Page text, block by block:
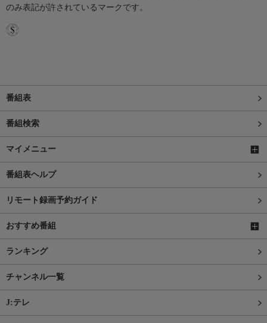
のみ表記が許されているマークです。
番組表
番組検索
マイメニュー
番組表ヘルプ
リモート録画予約ガイド
おすすめ番組
ランキング
チャンネル一覧
J:テレ